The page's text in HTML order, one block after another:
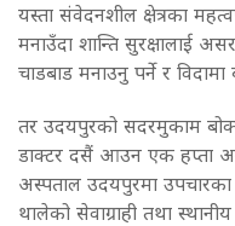
यस्ता संवेदनशील क्षेत्रका
मनाउँदा शान्ति सुरक्षालाई
चाडबाड मनाउनु पर्ने र
तर उदयपुरको सदरमुकाम
डाक्टर दसैं आउन एक हप्ता
अस्पताल उदयपुरमा उपचारका
थालेको सेवाग्राही तथा